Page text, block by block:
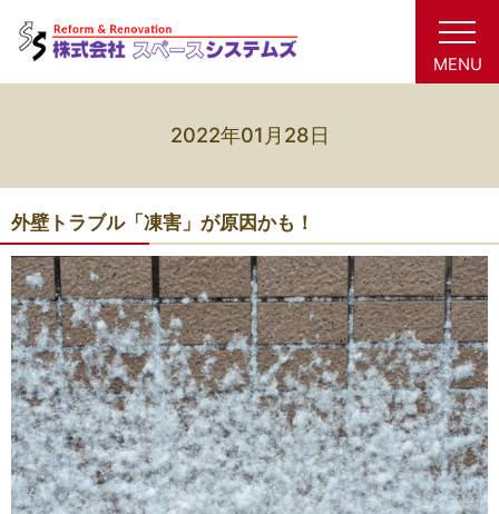
MENU
2022年01月28日
外壁トラブル「凍害」が原因かも！